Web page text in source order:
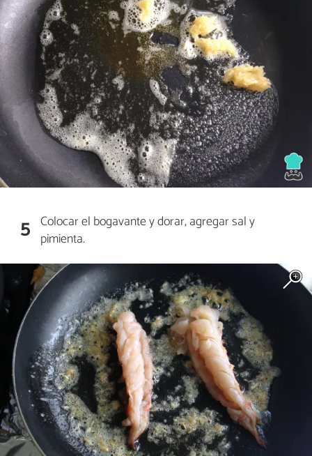
5 Colocar el bogavante y dorar, agregar sal y
pimienta.